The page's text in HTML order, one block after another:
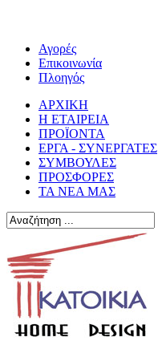
Αγορές
Επικοινωνία
Πλοηγός
ΑΡΧΙΚΗ
Η ΕΤΑΙΡΕΙΑ
ΠΡΟΪΟΝΤΑ
ΕΡΓΑ - ΣΥΝΕΡΓΑΤΕΣ
ΣΥΜΒΟΥΛΕΣ
ΠΡΟΣΦΟΡΕΣ
ΤΑ ΝΕΑ ΜΑΣ